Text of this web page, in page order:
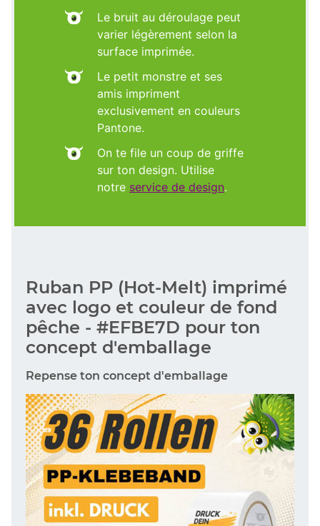
Le bruit au déroulage peut
varier légèrement selon la
surface imprimée.
Le petit monstre et ses
amis impriment
exclusivement en couleurs
Pantone.
On te file un coup de griffe
sur ton design. Utilise
notre service de design.
Ruban PP (Hot-Melt) imprimé
avec logo et couleur de fond
pêche - #EFBE7D pour ton
concept d'emballage
Repense ton concept d'emballage